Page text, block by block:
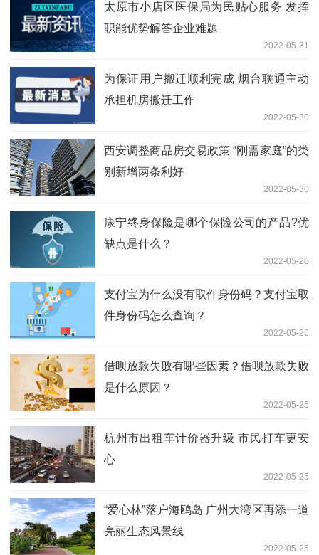
太原市小店区医保局为民贴心服务 发挥
职能优势解答企业难题
2022-05-31
为保证用户搬迁顺利完成 烟台联通主动
承担机房搬迁工作
2022-05-30
西安调整商品房交易政策 “刚需家庭”的类
别新增两条利好
2022-05-30
康宁终身保险是哪个保险公司的产品?优
缺点是什么？
2022-05-26
支付宝为什么没有取件身份码？支付宝取
件身份码怎么查询？
2022-05-26
借呗放款失败有哪些因素？借呗放款失败
是什么原因？
2022-05-25
杭州市出租车计价器升级 市民打车更安
心
2022-05-25
“爱心林”落户海鸥岛 广州大湾区再添一道
亮丽生态风景线
2022-05-25